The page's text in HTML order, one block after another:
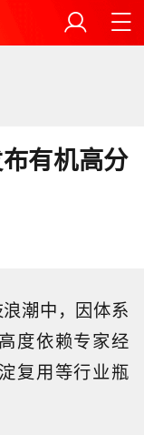
有机高分
潮中，因体系
度依赖专家经
复用等行业瓶